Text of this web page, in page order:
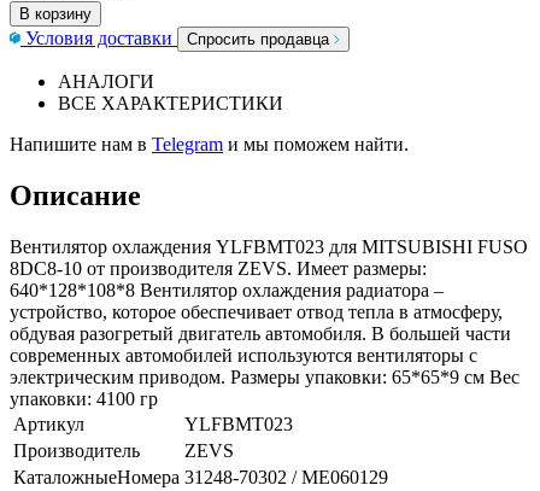
В корзину
Условия доставки Спросить продавца
АНАЛОГИ
ВСЕ ХАРАКТЕРИСТИКИ
Напишите нам в Telegram и мы поможем найти.
Описание
Вентилятор охлаждения YLFBMT023 для MITSUBISHI FUSO
8DC8-10 от производителя ZEVS. Имеет размеры:
640*128*108*8 Вентилятор охлаждения радиатора –
устройство, которое обеспечивает отвод тепла в атмосферу,
обдувая разогретый двигатель автомобиля. В большей части
современных автомобилей используются вентиляторы с
электрическим приводом. Размеры упаковки: 65*65*9 см Вес
упаковки: 4100 гр
Артикул
YLFBMT023
Производитель
ZEVS
КаталожныеНомера 31248-70302 / ME060129